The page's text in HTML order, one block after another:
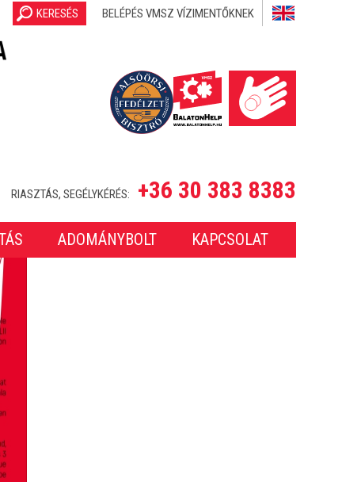
KERESÉS BELÉPÉS VMSZ VÍZIMENTŐKNEK
RIASZTÁS, SEGÉLYKÉRÉS: +36 30 383 8383
ADOMÁNYBOLT KAPCSOLAT